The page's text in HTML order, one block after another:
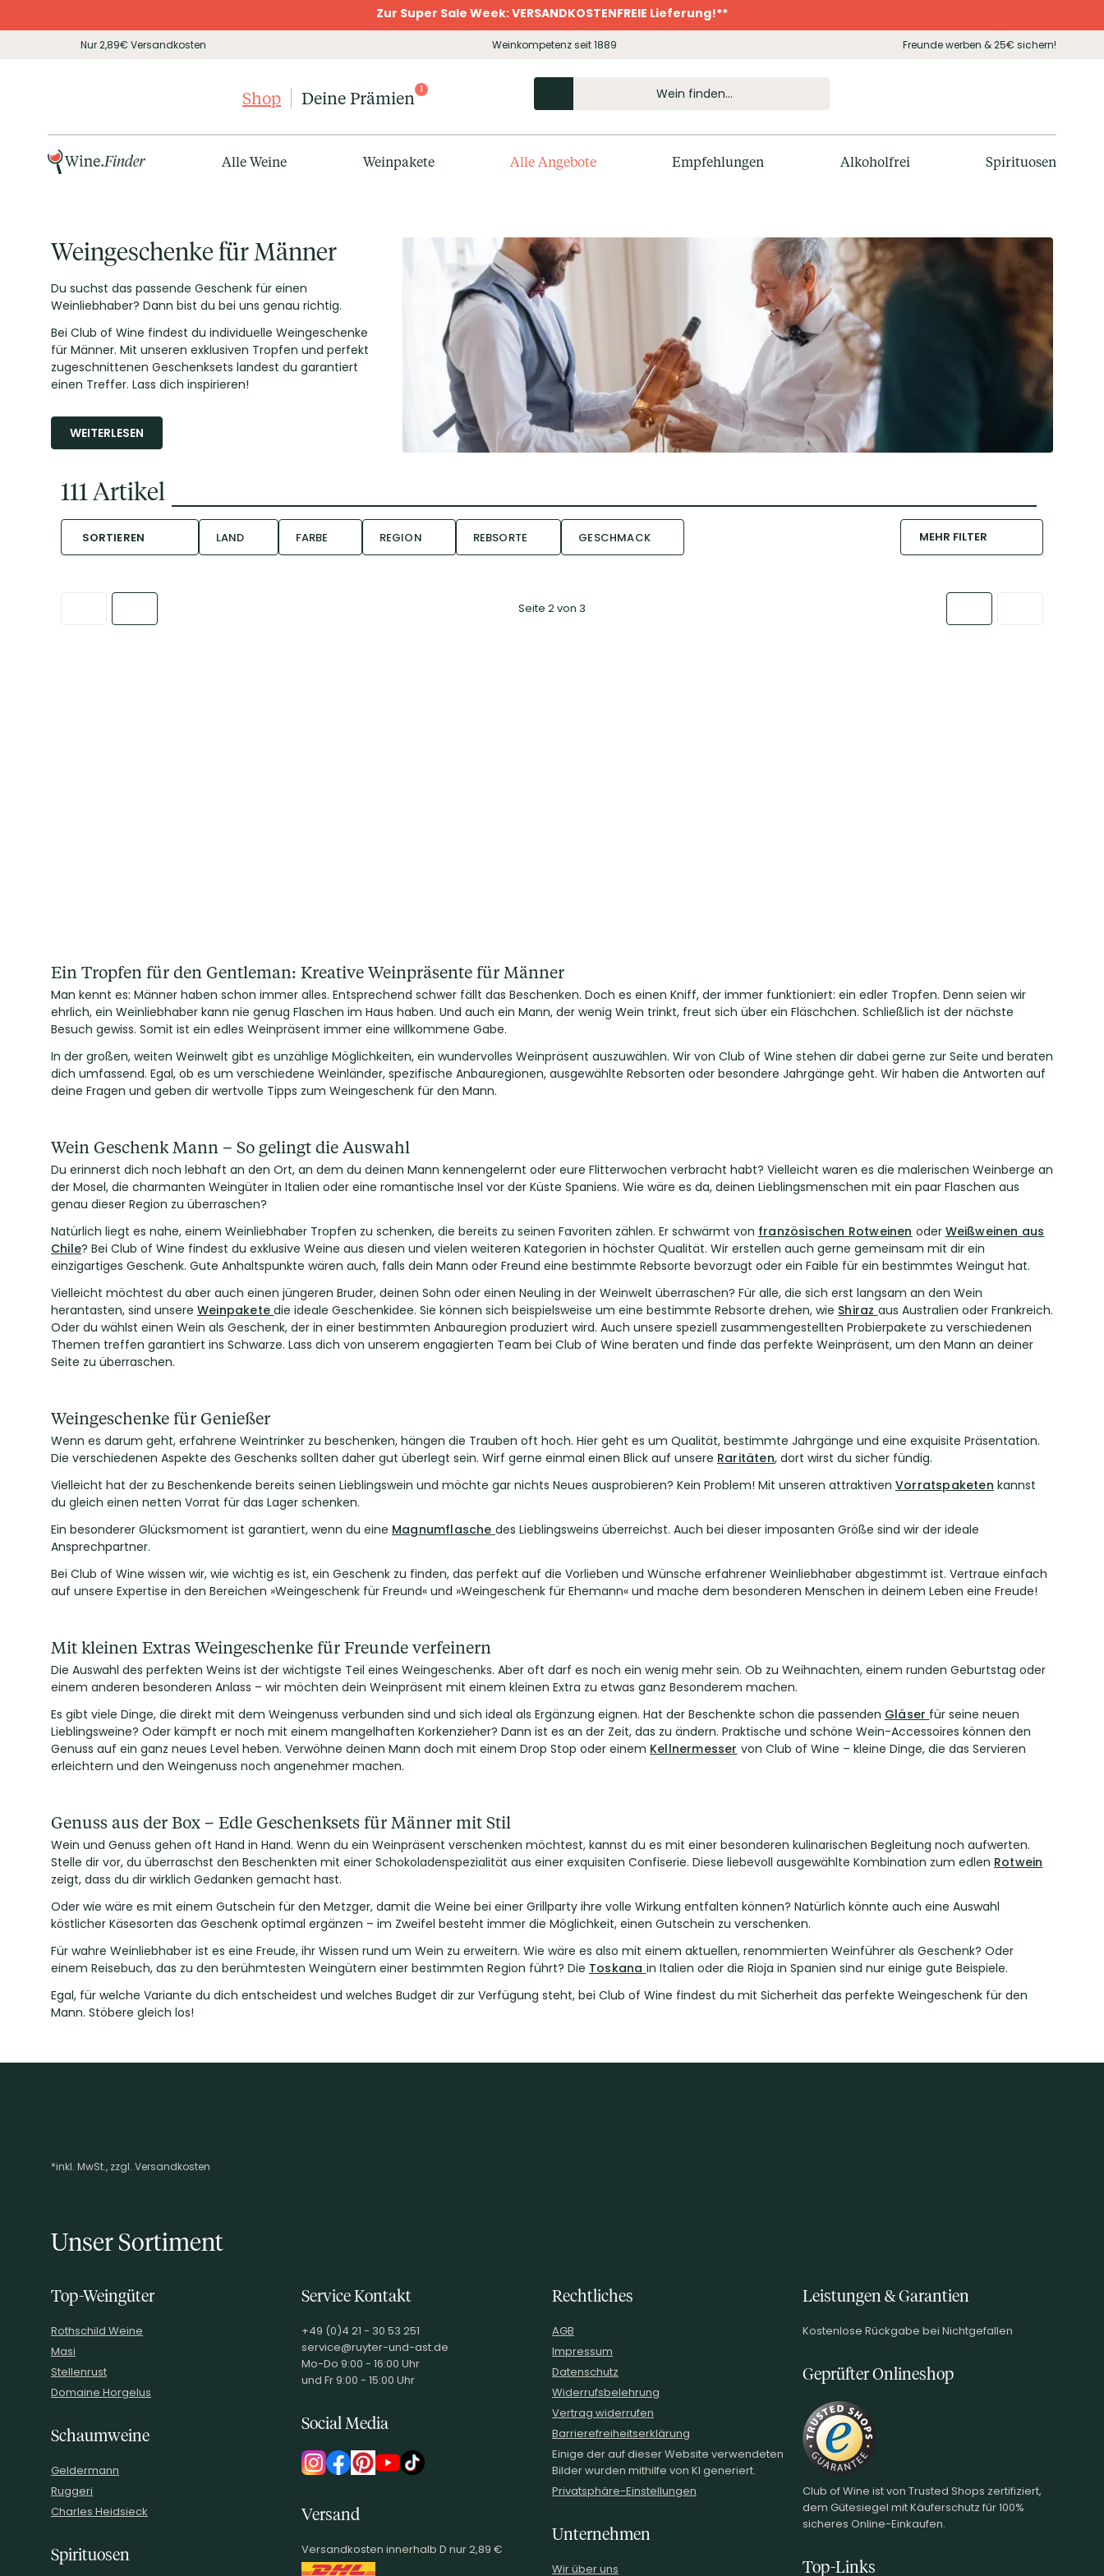
Zur Super Sale Week: VERSANDKOSTENFREIE Lieferung!**
Nur 2,89€ Versandkosten Weinkompetenz seit 1889 Freunde werben & 25€ sichern!
Shop Deine Prämien 1
Alle Weine Weinpakete Alle Angebote Empfehlungen Alkoholfrei Spirituosen
Weingeschenke für Männer
Du suchst das passende Geschenk für einen
Weinliebhaber? Dann bist du bei uns genau richtig.
Bei Club of Wine findest du individuelle Weingeschenke
für Männer. Mit unseren exklusiven Tropfen und perfekt
zugeschnittenen Geschenksets landest du garantiert
einen Treffer. Lass dich inspirieren!
WEITERLESEN
111Artikel
SORTIEREN LAND FARBE REGION REBSORTE GESCHMACK MEHR FILTER
Seite 2 von 3
Ein Tropfen für den Gentleman: Kreative Weinpräsente für Männer
Man kennt es: Männer haben schon immer alles. Entsprechend schwer fällt das Beschenken. Doch es einen Kniff, der immer funktioniert: ein edler Tropfen. Denn seien wir
ehrlich, ein Weinliebhaber kann nie genug Flaschen im Haus haben. Und auch ein Mann, der wenig Wein trinkt, freut sich über ein Fläschchen. Schließlich ist der nächste
Besuch gewiss. Somit ist ein edles Weinpräsent immer eine willkommene Gabe.
In der großen, weiten Weinwelt gibt es unzählige Möglichkeiten, ein wundervolles Weinpräsent auszuwählen. Wir von Club of Wine stehen dir dabei gerne zur Seite und beraten
dich umfassend. Egal, ob es um verschiedene Weinländer, spezifische Anbauregionen, ausgewählte Rebsorten oder besondere Jahrgänge geht. Wir haben die Antworten auf
deine Fragen und geben dir wertvolle Tipps zum Weingeschenk für den Mann.
Wein Geschenk Mann – So gelingt die Auswahl
Du erinnerst dich noch lebhaft an den Ort, an dem du deinen Mann kennengelernt oder eure Flitterwochen verbracht habt? Vielleicht waren es die malerischen Weinberge an
der Mosel, die charmanten Weingüter in Italien oder eine romantische Insel vor der Küste Spaniens. Wie wäre es da, deinen Lieblingsmenschen mit ein paar Flaschen aus
genau dieser Region zu überraschen?
Natürlich liegt es nahe, einem Weinliebhaber Tropfen zu schenken, die bereits zu seinen Favoriten zählen. Er schwärmt von französischen Rotweinen oder Weißweinen aus
Chile? Bei Club of Wine findest du exklusive Weine aus diesen und vielen weiteren Kategorien in höchster Qualität. Wir erstellen auch gerne gemeinsam mit dir ein
einzigartiges Geschenk. Gute Anhaltspunkte wären auch, falls dein Mann oder Freund eine bestimmte Rebsorte bevorzugt oder ein Faible für ein bestimmtes Weingut hat.
Vielleicht möchtest du aber auch einen jüngeren Bruder, deinen Sohn oder einen Neuling in der Weinwelt überraschen? Für alle, die sich erst langsam an den Wein
herantasten, sind unsere Weinpaketedie ideale Geschenkidee. Sie können sich beispielsweise um eine bestimmte Rebsorte drehen, wie Shiraz aus Australien oder Frankreich.
Oder du wählst einen Wein als Geschenk, der in einer bestimmten Anbauregion produziert wird. Auch unsere speziell zusammengestellten Probierpakete zu verschiedenen
Themen treffen garantiert ins Schwarze. Lass dich von unserem engagierten Team bei Club of Wine beraten und finde das perfekte Weinpräsent, um den Mann an deiner
Seite zu überraschen.
Weingeschenke für Genießer
Wenn es darum geht, erfahrene Weintrinker zu beschenken, hängen die Trauben oft hoch. Hier geht es um Qualität, bestimmte Jahrgänge und eine exquisite Präsentation.
Die verschiedenen Aspekte des Geschenks sollten daher gut überlegt sein. Wirf gerne einmal einen Blick auf unsere Raritäten, dort wirst du sicher fündig.
Vielleicht hat der zu Beschenkende bereits seinen Lieblingswein und möchte gar nichts Neues ausprobieren? Kein Problem! Mit unseren attraktiven Vorratspaketen kannst
du gleich einen netten Vorrat für das Lager schenken.
Ein besonderer Glücksmoment ist garantiert, wenn du eine Magnumflasche des Lieblingsweins überreichst. Auch bei dieser imposanten Größe sind wir der ideale
Ansprechpartner.
Bei Club of Wine wissen wir, wie wichtig es ist, ein Geschenk zu finden, das perfekt auf die Vorlieben und Wünsche erfahrener Weinliebhaber abgestimmt ist. Vertraue einfach
auf unsere Expertise in den Bereichen »Weingeschenk für Freund« und »Weingeschenk für Ehemann« und mache dem besonderen Menschen in deinem Leben eine Freude!
Mit kleinen Extras Weingeschenke für Freunde verfeinern
Die Auswahl des perfekten Weins ist der wichtigste Teil eines Weingeschenks. Aber oft darf es noch ein wenig mehr sein. Ob zu Weihnachten, einem runden Geburtstag oder
einem anderen besonderen Anlass – wir möchten dein Weinpräsent mit einem kleinen Extra zu etwas ganz Besonderem machen.
Es gibt viele Dinge, die direkt mit dem Weingenuss verbunden sind und sich ideal als Ergänzung eignen. Hat der Beschenkte schon die passenden Gläser für seine neuen
Lieblingsweine? Oder kämpft er noch mit einem mangelhaften Korkenzieher? Dann ist es an der Zeit, das zu ändern. Praktische und schöne Wein-Accessoires können den
Genuss auf ein ganz neues Level heben. Verwöhne deinen Mann doch mit einem Drop Stop oder einem Kellnermesser von Club of Wine – kleine Dinge, die das Servieren
erleichtern und den Weingenuss noch angenehmer machen.
Genuss aus der Box – Edle Geschenksets für Männer mit Stil
Wein und Genuss gehen oft Hand in Hand. Wenn du ein Weinpräsent verschenken möchtest, kannst du es mit einer besonderen kulinarischen Begleitung noch aufwerten.
Stelle dir vor, du überraschst den Beschenkten mit einer Schokoladenspezialität aus einer exquisiten Confiserie. Diese liebevoll ausgewählte Kombination zum edlen Rotwein
zeigt, dass du dir wirklich Gedanken gemacht hast.
Oder wie wäre es mit einem Gutschein für den Metzger, damit die Weine bei einer Grillparty ihre volle Wirkung entfalten können? Natürlich könnte auch eine Auswahl
köstlicher Käsesorten das Geschenk optimal ergänzen – im Zweifel besteht immer die Möglichkeit, einen Gutschein zu verschenken.
Für wahre Weinliebhaber ist es eine Freude, ihr Wissen rund um Wein zu erweitern. Wie wäre es also mit einem aktuellen, renommierten Weinführer als Geschenk? Oder
einem Reisebuch, das zu den berühmtesten Weingütern einer bestimmten Region führt? Die Toskana in Italien oder die Rioja in Spanien sind nur einige gute Beispiele.
Egal, für welche Variante du dich entscheidest und welches Budget dir zur Verfügung steht, bei Club of Wine findest du mit Sicherheit das perfekte Weingeschenk für den
Mann. Stöbere gleich los!
Footer-Menü
*inkl. MwSt., zzgl. Versandkosten
Unser Sortiment
Top-Weingüter
Rothschild Weine
Masi
Stellenrust
Domaine Horgelus
Schaumweine
Geldermann
Ruggeri
Charles Heidsieck
Spirituosen
Service Kontakt
+49 (0)4 21 - 30 53 251
service@ruyter-und-ast.de
Mo-Do 9:00 - 16:00 Uhr
und Fr 9:00 - 15:00 Uhr
Social Media
Versand
Versandkosten innerhalb D nur 2,89 €
Rechtliches
AGB
Impressum
Datenschutz
Widerrufsbelehrung
Vertrag widerrufen
Barrierefreiheitserklärung
Einige der auf dieser Website verwendeten
Bilder wurden mithilfe von KI generiert.
Privatsphäre-Einstellungen
Unternehmen
Wir über uns
Leistungen & Garantien
Kostenlose Rückgabe bei Nichtgefallen
Geprüfter Onlineshop
Club of Wine ist von Trusted Shops zertifiziert,
dem Gütesiegel mit Käuferschutz für 100%
sicheres Online-Einkaufen.
Top-Links